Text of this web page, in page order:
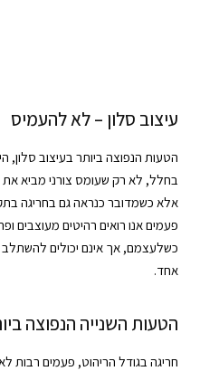
עיצוב סלון – לא להעמיס
הטעות הנפוצה ביותר בעיצוב סלון,
בחלל, לא רק שעומס צורני מביא
אלא כשמדובר כנראה גם בחריגה
פעמים אנו רואים רהיטים מעוצבים
כשלעצמם, אך אינם יכולים להשתלב
אחד.
הטעות השנייה הנפוצה
חריגה בגודל הריהוט, פעמים רבות